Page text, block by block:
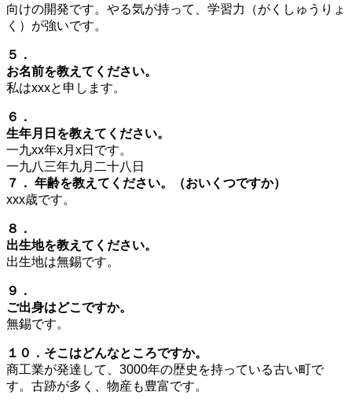
向けの開発です。やる気が持って、学習力（がくしゅうりょ
く）が強いです。
５．
お名前を教えてください。
私はxxxと申します。
６．
生年月日を教えてください。
一九xx年x月x日です。
一九八三年九月二十八日
７． 年齢を教えてください。（おいくつですか）
xxx歳です。
８．
出生地を教えてください。
出生地は無錫です。
９．
ご出身はどこですか。
無錫です。
１０．そこはどんなところですか。
商工業が発達して、3000年の歴史を持っている古い町で
す。古跡が多く、物産も豊富です。